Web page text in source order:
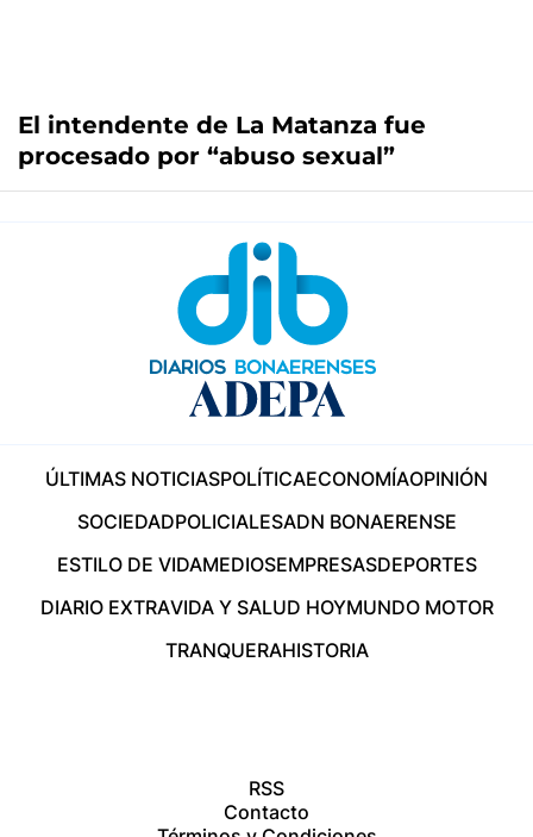
El intendente de La Matanza fue
procesado por “abuso sexual”
ÚLTIMAS NOTICIASPOLÍTICAECONOMÍAOPINIÓN
SOCIEDADPOLICIALESADN BONAERENSE
ESTILO DE VIDAMEDIOSEMPRESASDEPORTES
DIARIO EXTRAVIDA Y SALUD HOYMUNDO MOTOR
TRANQUERAHISTORIA
RSS
Contacto